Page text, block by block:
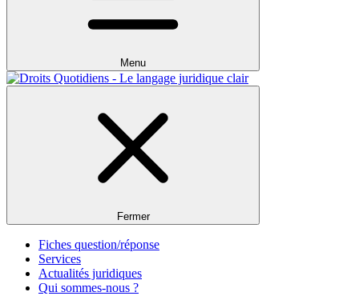
Menu
Fermer
Fiches question/réponse
Services
Actualités juridiques
Qui sommes-nous ?